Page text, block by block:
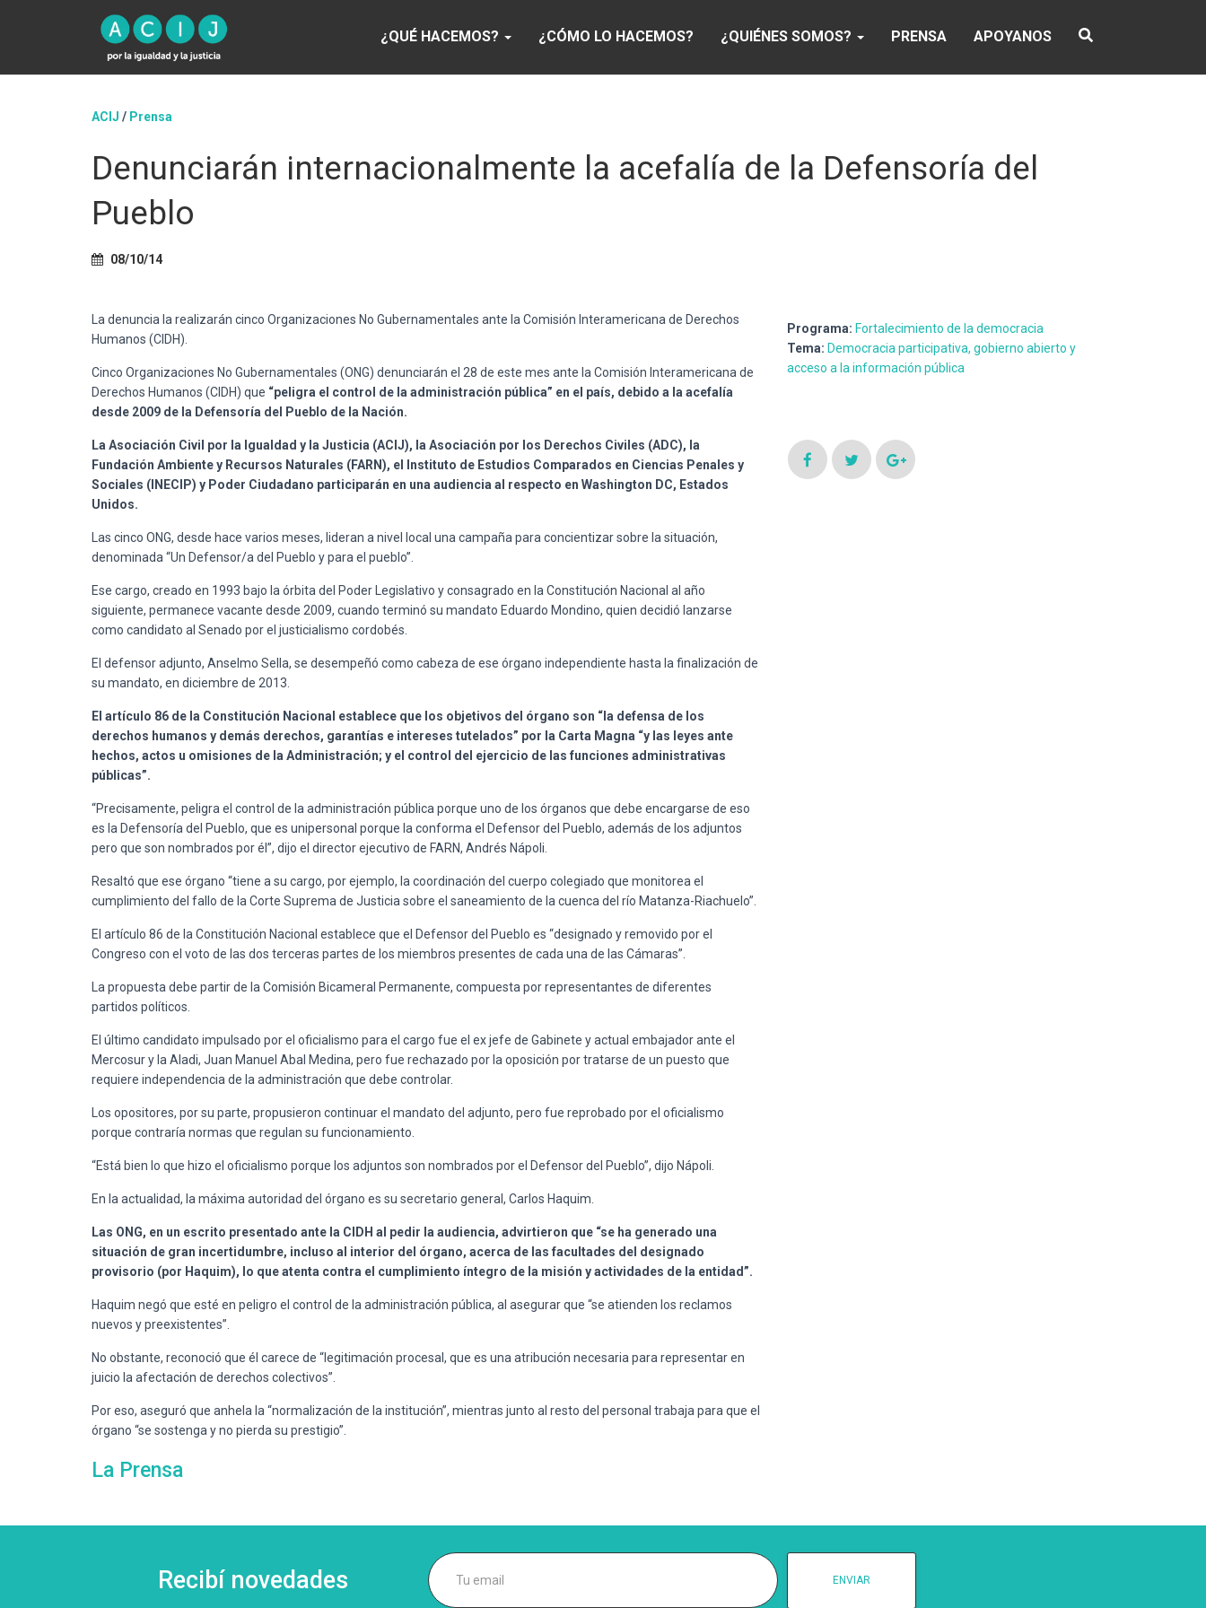
¿QUÉ HACEMOS? ¿CÓMO LO HACEMOS? ¿QUIÉNES SOMOS? PRENSA APOYANOS
ACIJ / Prensa
Denunciarán internacionalmente la acefalía de la Defensoría del
Pueblo
08/10/14
La denuncia la realizarán cinco Organizaciones No Gubernamentales ante la Comisión Interamericana de Derechos
Humanos (CIDH).
Cinco Organizaciones No Gubernamentales (ONG) denunciarán el 28 de este mes ante la Comisión Interamericana de
Derechos Humanos (CIDH) que “peligra el control de la administración pública” en el país, debido a la acefalía
desde 2009 de la Defensoría del Pueblo de la Nación.
La Asociación Civil por la Igualdad y la Justicia (ACIJ), la Asociación por los Derechos Civiles (ADC), la
Fundación Ambiente y Recursos Naturales (FARN), el Instituto de Estudios Comparados en Ciencias Penales y
Sociales (INECIP) y Poder Ciudadano participarán en una audiencia al respecto en Washington DC, Estados
Unidos.
Las cinco ONG, desde hace varios meses, lideran a nivel local una campaña para concientizar sobre la situación,
denominada “Un Defensor/a del Pueblo y para el pueblo”.
Ese cargo, creado en 1993 bajo la órbita del Poder Legislativo y consagrado en la Constitución Nacional al año
siguiente, permanece vacante desde 2009, cuando terminó su mandato Eduardo Mondino, quien decidió lanzarse
como candidato al Senado por el justicialismo cordobés.
El defensor adjunto, Anselmo Sella, se desempeñó como cabeza de ese órgano independiente hasta la finalización de
su mandato, en diciembre de 2013.
El artículo 86 de la Constitución Nacional establece que los objetivos del órgano son “la defensa de los
derechos humanos y demás derechos, garantías e intereses tutelados” por la Carta Magna “y las leyes ante
hechos, actos u omisiones de la Administración; y el control del ejercicio de las funciones administrativas
públicas”.
“Precisamente, peligra el control de la administración pública porque uno de los órganos que debe encargarse de eso
es la Defensoría del Pueblo, que es unipersonal porque la conforma el Defensor del Pueblo, además de los adjuntos
pero que son nombrados por él”, dijo el director ejecutivo de FARN, Andrés Nápoli.
Resaltó que ese órgano “tiene a su cargo, por ejemplo, la coordinación del cuerpo colegiado que monitorea el
cumplimiento del fallo de la Corte Suprema de Justicia sobre el saneamiento de la cuenca del río Matanza-Riachuelo”.
El artículo 86 de la Constitución Nacional establece que el Defensor del Pueblo es “designado y removido por el
Congreso con el voto de las dos terceras partes de los miembros presentes de cada una de las Cámaras”.
La propuesta debe partir de la Comisión Bicameral Permanente, compuesta por representantes de diferentes
partidos políticos.
El último candidato impulsado por el oficialismo para el cargo fue el ex jefe de Gabinete y actual embajador ante el
Mercosur y la Aladi, Juan Manuel Abal Medina, pero fue rechazado por la oposición por tratarse de un puesto que
requiere independencia de la administración que debe controlar.
Los opositores, por su parte, propusieron continuar el mandato del adjunto, pero fue reprobado por el oficialismo
porque contraría normas que regulan su funcionamiento.
“Está bien lo que hizo el oficialismo porque los adjuntos son nombrados por el Defensor del Pueblo”, dijo Nápoli.
En la actualidad, la máxima autoridad del órgano es su secretario general, Carlos Haquim.
Las ONG, en un escrito presentado ante la CIDH al pedir la audiencia, advirtieron que “se ha generado una
situación de gran incertidumbre, incluso al interior del órgano, acerca de las facultades del designado
provisorio (por Haquim), lo que atenta contra el cumplimiento íntegro de la misión y actividades de la entidad”.
Haquim negó que esté en peligro el control de la administración pública, al asegurar que “se atienden los reclamos
nuevos y preexistentes”.
No obstante, reconoció que él carece de “legitimación procesal, que es una atribución necesaria para representar en
juicio la afectación de derechos colectivos”.
Por eso, aseguró que anhela la “normalización de la institución”, mientras junto al resto del personal trabaja para que el
órgano “se sostenga y no pierda su prestigio”.
La Prensa
Programa: Fortalecimiento de la democracia
Tema: Democracia participativa, gobierno abierto y
acceso a la información pública
Recibí novedades